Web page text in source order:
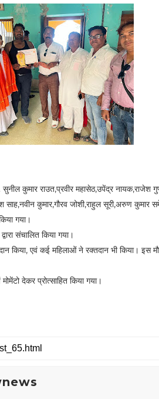
कुमार राउत,प्रवीर महासेठ,उपेंद्र नायक,राजेश
साह,नवीन कुमार,गौरव जोशी,राहुल सूरी,अरुण
गया।
संचालित किया गया।
किया, एवं कई महिलाओं ने रक्तदान भी किया।
देकर प्रोत्साहित किया गया।